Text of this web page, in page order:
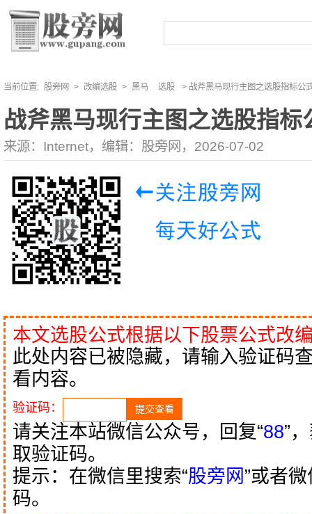
当前位置: 股旁网 > 改编选股 > 黑马 选股 > 战斧黑马现行主图之选股指标公
战斧黑马现行主图之选股指标
来源：Internet，编辑：股旁网，2026-07-02
本文选股公式根据以下股票公式改
此处内容已被隐藏，请输入验证码
看内容。
验证码：
请关注本站微信公众号，回复“88”
取验证码。
提示：在微信里搜索“股旁网 ”或者
码。